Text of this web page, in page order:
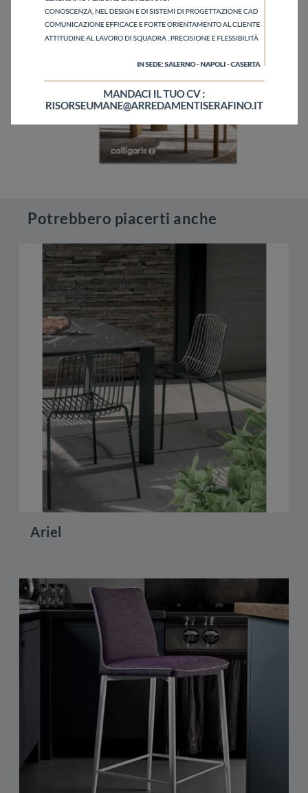
Potrebbero piacerti anche
Ariel